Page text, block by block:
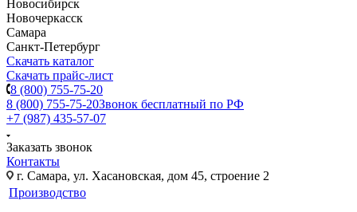
Новосибирск
Новочеркасск
Самара
Санкт-Петербург
Скачать каталог
Скачать прайс-лист
8 (800) 755-75-20
8 (800) 755-75-20Звонок бесплатный по РФ
+7 (987) 435-57-07
Заказать звонок
Контакты
г. Самара, ул. Хасановская, дом 45, строение 2
Производство